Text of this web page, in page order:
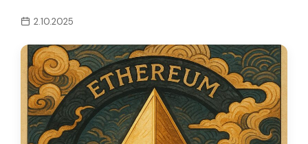
2.10.2025